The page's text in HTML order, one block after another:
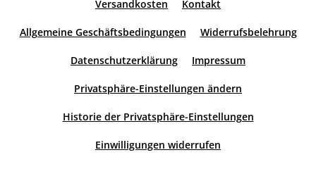
Versandkosten Kontakt
Allgemeine Geschäftsbedingungen Widerrufsbelehrung
Datenschutzerklärung Impressum
Privatsphäre-Einstellungen ändern
Historie der Privatsphäre-Einstellungen
Einwilligungen widerrufen